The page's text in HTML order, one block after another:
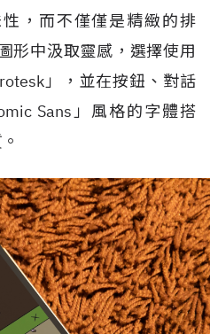
，而不僅僅是精緻的排
形中汲取靈感，選擇使用
」，並在按鈕、對話
Sans」風格的字體搭